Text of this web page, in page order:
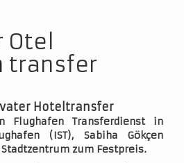
transfer
Hoteltransfer
Flughafen Transferdienst in
(IST), Sabiha Gökçen
zum Festpreis.